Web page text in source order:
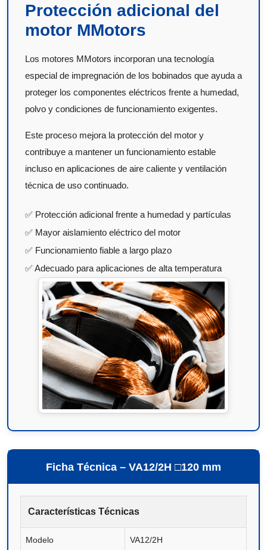
Protección adicional del
motor MMotors
Los motores MMotors incorporan una tecnología
especial de impregnación de los bobinados que ayuda a
proteger los componentes eléctricos frente a humedad,
polvo y condiciones de funcionamiento exigentes.
Este proceso mejora la protección del motor y
contribuye a mantener un funcionamiento estable
incluso en aplicaciones de aire caliente y ventilación
técnica de uso continuado.
✅ Protección adicional frente a humedad y partículas
✅ Mayor aislamiento eléctrico del motor
✅ Funcionamiento fiable a largo plazo
✅ Adecuado para aplicaciones de alta temperatura
Ficha Técnica – VA12/2H □120 mm
Características Técnicas
Modelo VA12/2H